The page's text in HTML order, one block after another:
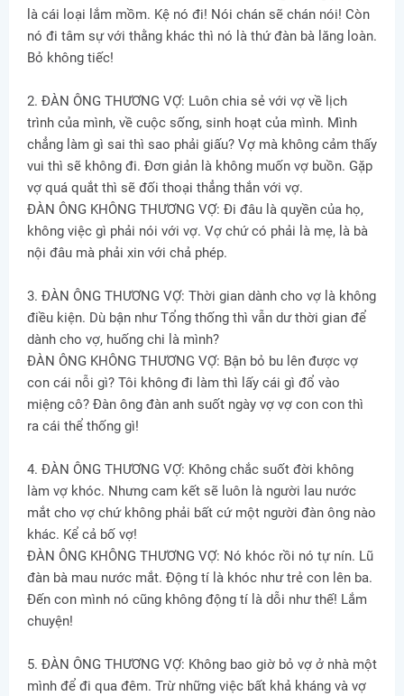
là cái loại lắm mồm. Kệ nó đi! Nói chán sẽ chán nói! Còn
nó đi tâm sự với thằng khác thì nó là thứ đàn bà lăng loàn.
Bỏ không tiếc!
2. ĐÀN ÔNG THƯƠNG VỢ: Luôn chia sẻ với vợ về lịch
trình của mình, về cuộc sống, sinh hoạt của mình. Mình
chẳng làm gì sai thì sao phải giấu? Vợ mà không cảm thấy
vui thì sẽ không đi. Đơn giản là không muốn vợ buồn. Gặp
vợ quá quắt thì sẽ đối thoại thẳng thắn với vợ.
ĐÀN ÔNG KHÔNG THƯƠNG VỢ: Đi đâu là quyền của họ,
không việc gì phải nói với vợ. Vợ chứ có phải là mẹ, là bà
nội đâu mà phải xin với chả phép.
3. ĐÀN ÔNG THƯƠNG VỢ: Thời gian dành cho vợ là không
điều kiện. Dù bận như Tổng thống thì vẫn dư thời gian để
dành cho vợ, huống chi là mình?
ĐÀN ÔNG KHÔNG THƯƠNG VỢ: Bận bỏ bu lên được vợ
con cái nỗi gì? Tôi không đi làm thì lấy cái gì đổ vào
miệng cô? Đàn ông đàn anh suốt ngày vợ vợ con con thì
ra cái thể thống gì!
4. ĐÀN ÔNG THƯƠNG VỢ: Không chắc suốt đời không
làm vợ khóc. Nhưng cam kết sẽ luôn là người lau nước
mắt cho vợ chứ không phải bất cứ một người đàn ông nào
khác. Kể cả bố vợ!
ĐÀN ÔNG KHÔNG THƯƠNG VỢ: Nó khóc rồi nó tự nín. Lũ
đàn bà mau nước mắt. Động tí là khóc như trẻ con lên ba.
Đến con mình nó cũng không động tí là dỗi như thế! Lắm
chuyện!
5. ĐÀN ÔNG THƯƠNG VỢ: Không bao giờ bỏ vợ ở nhà một
mình để đi qua đêm. Trừ những việc bất khả kháng và vợ